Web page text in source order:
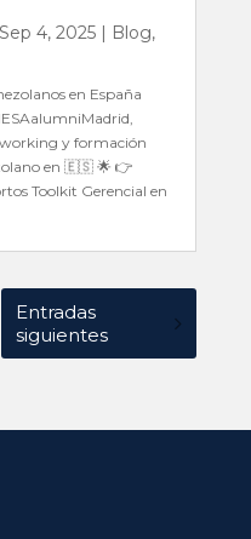
Sep 4, 2025| Blog,
en España
y formación
en 🇪🇸 🌟 👉
Toolkit Gerencial en
Entradas
siguientes